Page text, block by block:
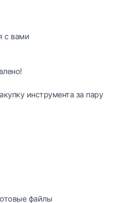
с вами
инструмента за пару
файлы